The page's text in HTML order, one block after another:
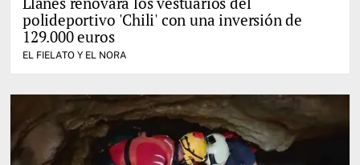
polideportivo 'Chili' con una inversión de
129.000 euros
EL FIELATO Y EL NORA